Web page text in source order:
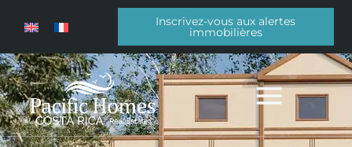
Inscrivez-vous aux alertes
immobilières